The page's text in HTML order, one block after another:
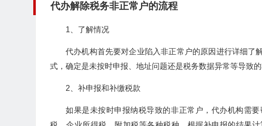
代办解除税务非正常户的流程
1、了解情况
代办机构首先要对企业陷入非正常户的原因进行详细了
式，确定是未按时申报、地址问题还是税务数据异常等导致的
2、补申报和补缴税款
如果是未按时申报纳税导致的非正常户，代办机构需